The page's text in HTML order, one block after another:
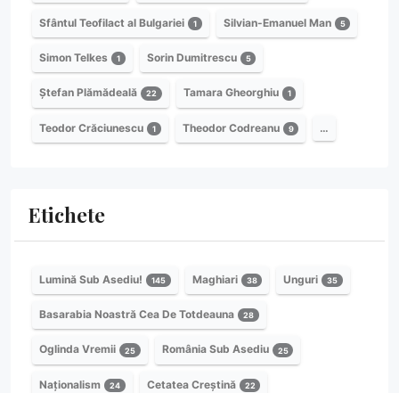
Sfântul Teofilact al Bulgariei 1 Silvian-Emanuel Man 5
Simon Telkes 1 Sorin Dumitrescu 5
Ștefan Plămădeală 22 Tamara Gheorghiu 1
Teodor Crăciunescu 1 Theodor Codreanu 9 …
Etichete
Lumină Sub Asediu! 145 Maghiari 38 Unguri 35
Basarabia Noastră Cea De Totdeauna 28
Oglinda Vremii 25 România Sub Asediu 25
Naționalism 24 Cetatea Creștină 22